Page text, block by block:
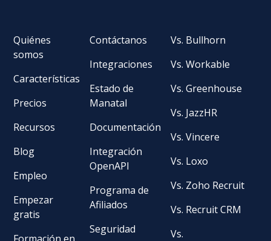
Quiénes
somos
Características
Precios
Recursos
Blog
Empleo
Empezar
gratis
Contáctanos
Integraciones
Estado de
Manatal
Documentación
Integración
OpenAPI
Programa de
Afiliados
Seguridad
Vs. Bullhorn
Vs. Workable
Vs. Greenhouse
Vs. JazzHR
Vs. Vincere
Vs. Loxo
Vs. Zoho Recruit
Vs. Recruit CRM
Vs.